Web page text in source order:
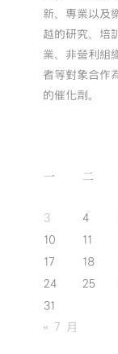
新、專業以及
越的研究、培
業、非營利組
者等對象合作
的催化劑。
一 二
3
4
10
11
17
18
24
25
31
« 7 月